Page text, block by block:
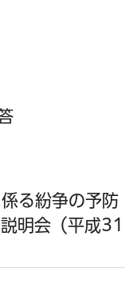
る紛争の予防
明会（平成31